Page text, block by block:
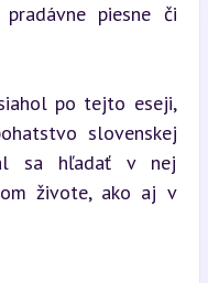
piesne či
po tejto eseji,
slovenskej
sa hľadať v nej
živote, ako aj v